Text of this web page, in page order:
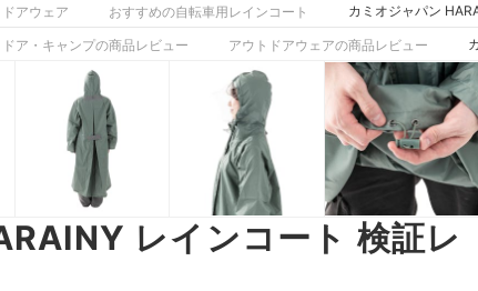
アウェア おすすめの自転車用レインコート カミオジャパン
ア・キャンプの商品レビュー アウトドアウェアの商品レビュー
レインコート 検証レ